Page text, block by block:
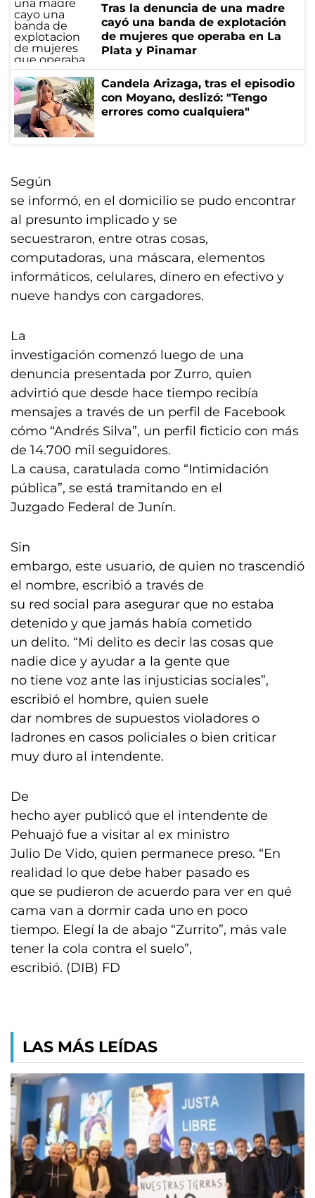
Tras la denuncia de una madre
cayó una banda de explotación
de mujeres que operaba en La
Plata y Pinamar
Candela Arizaga, tras el episodio
con Moyano, deslizó: "Tengo
errores como cualquiera"
Según
se informó, en el domicilio se pudo encontrar
al presunto implicado y se
secuestraron, entre otras cosas,
computadoras, una máscara, elementos
informáticos, celulares, dinero en efectivo y
nueve handys con cargadores.
La
investigación comenzó luego de una
denuncia presentada por Zurro, quien
advirtió que desde hace tiempo recibía
mensajes a través de un perfil de Facebook
cómo “Andrés Silva”, un perfil ficticio con más
de 14.700 mil seguidores.
La causa, caratulada como “Intimidación
pública”, se está tramitando en el
Juzgado Federal de Junín.
Sin
embargo, este usuario, de quien no trascendió
el nombre, escribió a través de
su red social para asegurar que no estaba
detenido y que jamás había cometido
un delito. “Mi delito es decir las cosas que
nadie dice y ayudar a la gente que
no tiene voz ante las injusticias sociales”,
escribió el hombre, quien suele
dar nombres de supuestos violadores o
ladrones en casos policiales o bien criticar
muy duro al intendente.
De
hecho ayer publicó que el intendente de
Pehuajó fue a visitar al ex ministro
Julio De Vido, quien permanece preso. “En
realidad lo que debe haber pasado es
que se pudieron de acuerdo para ver en qué
cama van a dormir cada uno en poco
tiempo. Elegí la de abajo “Zurrito”, más vale
tener la cola contra el suelo”,
escribió. (DIB) FD
LAS MÁS LEÍDAS